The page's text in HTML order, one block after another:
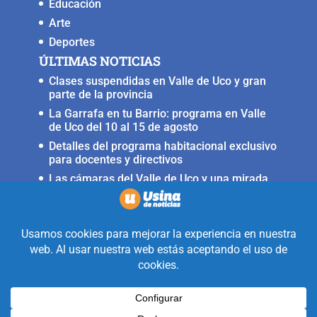
Educación
Arte
Deportes
ÚLTIMAS NOTICIAS
Clases suspendidas en Valle de Uco y gran
parte de la provincia
La Garrafa en tu Barrio: programa en Valle
de Uco del 10 al 15 de agosto
Detalles del programa habitacional exclusivo
para docentes y directivos
Las cámaras del Valle de Uco y una mirada
crítica sobre la crisis con Brasil
Irrigación prorrogó la restricción para
Realizado con la mirada equidistante de
alguien a quién solo le interesa
informar que ocurre en Valle de Uco.